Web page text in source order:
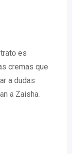
es
cremas que
a dudas
a Zaisha.